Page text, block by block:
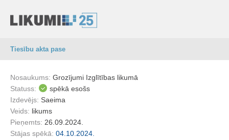
Tiesību akta pase
Nosaukums: Grozījumi Izglītības likumā
Statuss:
spēkā esošs
Izdevējs: Saeima
Veids: likums
Pieņemts: 26.09.2024.
Stājas spēkā: 04.10.2024.